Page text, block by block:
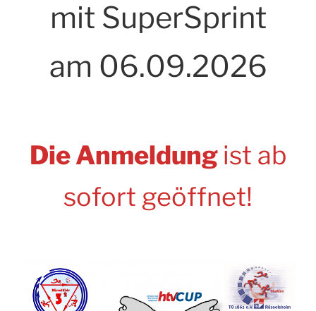
mit SuperSprint
am 06.09.2026
Die Anmeldung ist ab
sofort geöffnet!